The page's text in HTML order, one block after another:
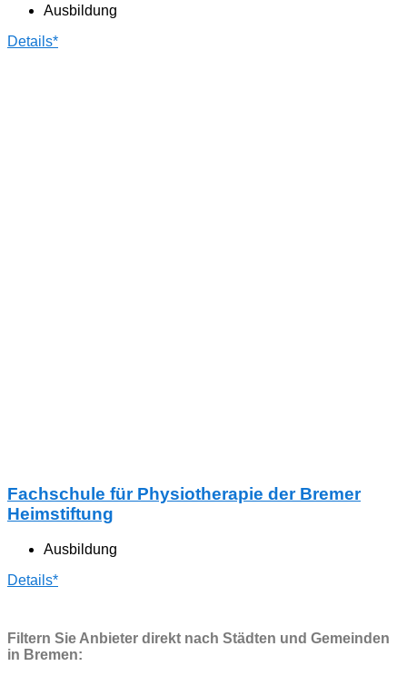
Ausbildung
Details*
Fachschule für Physiotherapie der Bremer
Heimstiftung
Ausbildung
Details*
Filtern Sie Anbieter direkt nach Städten und Gemeinden
in Bremen: